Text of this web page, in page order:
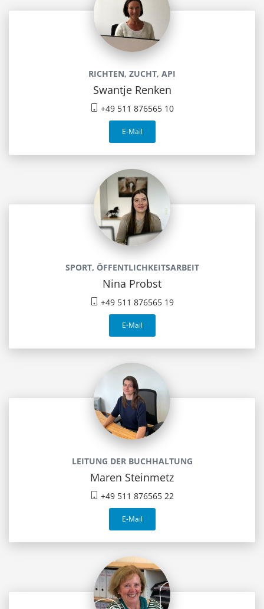
RICHTEN, ZUCHT, API
Swantje Renken
+49 511 876565 10
E-Mail
SPORT, ÖFFENTLICHKEITSARBEIT
Nina Probst
+49 511 876565 19
E-Mail
LEITUNG DER BUCHHALTUNG
Maren Steinmetz
+49 511 876565 22
E-Mail